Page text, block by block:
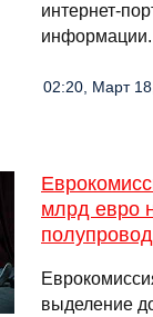
интернет-
02:20, Март
млрд евро
выделение